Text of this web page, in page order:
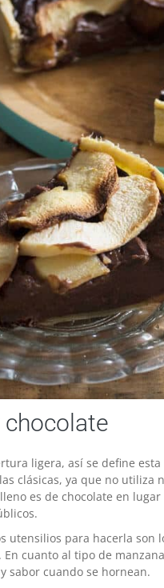
ligera, así se define esta
clásicas, ya que no utiliza
es de chocolate en
utensilios para hacerla
. En cuanto al tipo de
sabor cuando se hornean.